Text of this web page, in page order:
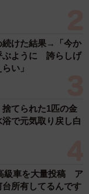
続けた結果→「今か
ぶように 誇らしげ
い」
てられた1匹の金
で元気取り戻し白
級車を大量投稿 ア
所有してるんです